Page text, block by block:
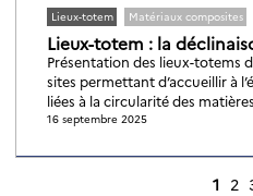
Lieux-totem Matériaux composites
Lieux-totem : la
Présentation des lieux-totems
sites permettant d’accueillir à
liées à la circularité des matières
16 septembre 2025
1 2